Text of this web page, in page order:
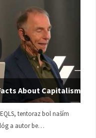
About Capitalism
tentoraz bol naším
a autor be…